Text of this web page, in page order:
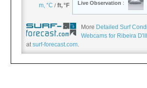
More Detailed Surf
Webcams for Ribeira
atsurf-forecast.com.